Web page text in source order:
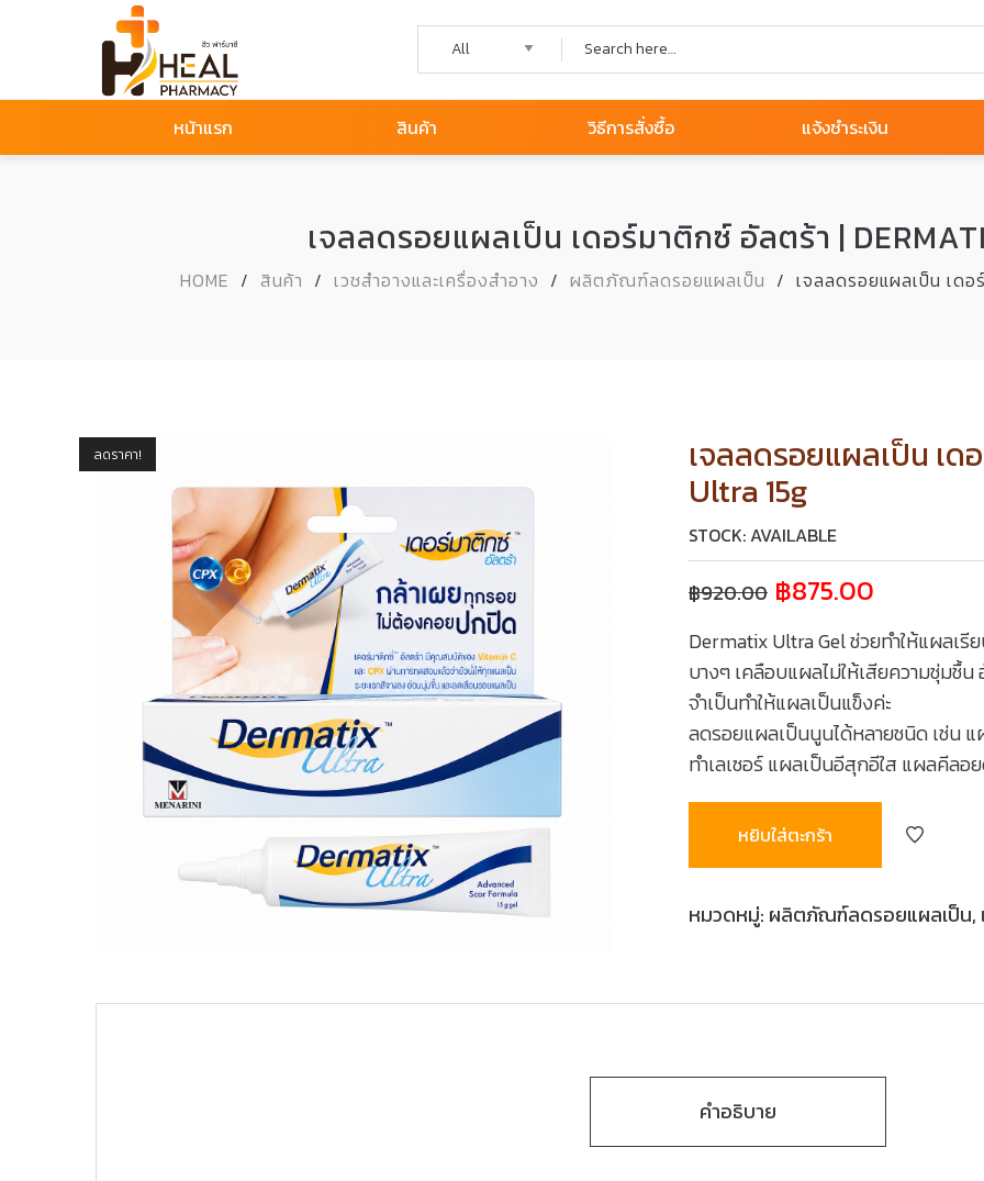
หน้าแรก สินค้า วิธีการสั่งซื้อ แจ้งชำระเงิน
เจลลดรอยแผลเป็น เดอร์มาติกซ์ อัลตร้า |
HOME / สินค้า / เวชสำอางและเครื่องสำอาง / ผลิตภัณฑ์ลดรอยแผลเป็น / เจลลดรอยแผลเป็น เดอ
ลดราคา! เจลลดรอยแผลเป็น เ
Ultra 15g
STOCK: AVAILABLE
฿920.00 ฿875.00
Dermatix Ultra Gel ช่วยทำให้แผลเ
บางๆ เคลือบแผลไม่ให้เสียความชุ่มชื้
จำเป็นทำให้แผลเป็นแข็งค่ะ
ลดรอยแผลเป็นนูนได้หลายชนิด เช่น
ทำเลเซอร์ แผลเป็นอีสุกอีใส แผลคีลอ
หยิบใส่ตะกร้า
หมวดหมู่: ผลิตภัณฑ์ลดรอยแผลเป็น,
คำอธิบาย